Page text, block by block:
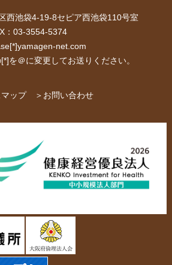
お客様の声
採用情報
紹介
米袋
アクセサリー・
ジュエリーボックス
西池袋4-19-8セピア西池袋110号室
：03-3554-5374
net.com
を＠に変更してお送りください。
ップ ＞お問い合わせ